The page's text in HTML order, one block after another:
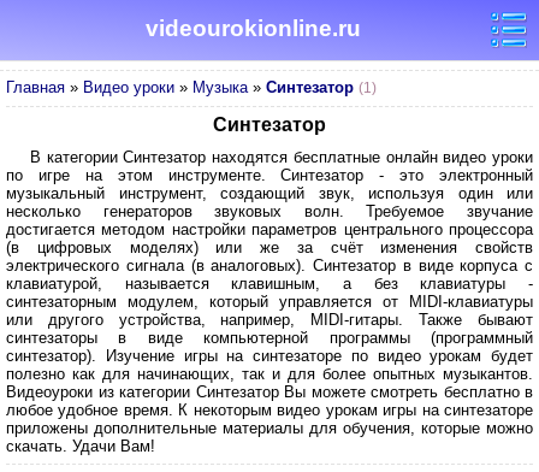
videourokionline.ru
Главная » Видео уроки » Музыка» Синтезатор (1)
Синтезатор
В категории Синтезатор находятся бесплатные онлайн видео уроки
по игре на этом инструменте. Синтезатор - это электронный
музыкальный инструмент, создающий звук, используя один или
несколько генераторов звуковых волн. Требуемое звучание
достигается методом настройки параметров центрального процессора
(в цифровых моделях) или же за счёт изменения свойств
электрического сигнала (в аналоговых). Синтезатор в виде корпуса с
клавиатурой, называется клавишным, а без клавиатуры -
синтезаторным модулем, который управляется от MIDI-клавиатуры
или другого устройства, например, MIDI-гитары. Также бывают
синтезаторы в виде компьютерной программы (программный
синтезатор). Изучение игры на синтезаторе по видео урокам будет
полезно как для начинающих, так и для более опытных музыкантов.
Видеоуроки из категории Синтезатор Вы можете смотреть бесплатно в
любое удобное время. К некоторым видео урокам игры на синтезаторе
приложены дополнительные материалы для обучения, которые можно
скачать. Удачи Вам!